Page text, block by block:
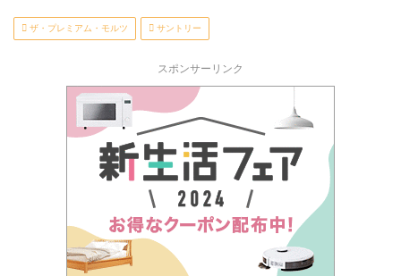
ザ・プレミアム・モルツ サントリー
スポンサーリンク